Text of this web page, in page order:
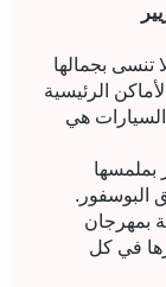
تنسى بجمالها
الرئيسية
بملمسها
البوسفور.
بمهرجان
في كل